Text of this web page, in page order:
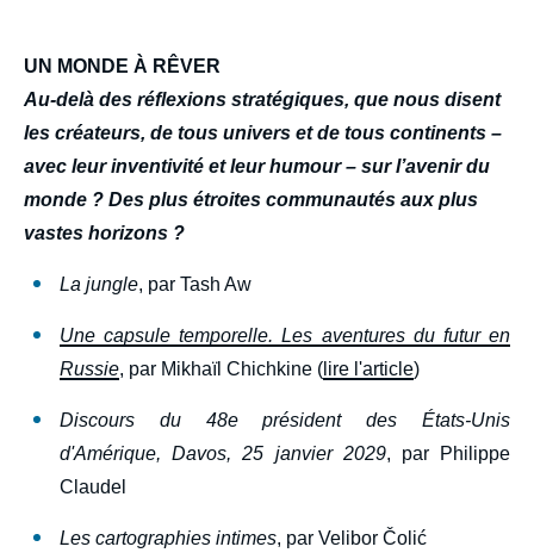
UN MONDE À RÊVER
Au-delà des réflexions stratégiques, que nous disent
les créateurs, de tous univers et de tous continents –
avec leur inventivité et leur humour – sur l’avenir du
monde ? Des plus étroites communautés aux plus
vastes horizons ?
La jungle, par Tash Aw
Une capsule temporelle. Les aventures du futur en
Russie, par Mikhaïl Chichkine ( lire l'article)
Discours du 48e président des États-Unis
d'Amérique, Davos, 25 janvier 2029, par Philippe
Claudel
Les cartographies intimes, par Velibor Čolić